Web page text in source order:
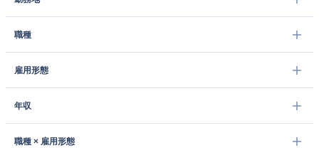
職種
雇用形態
年収
職種 × 雇用形態